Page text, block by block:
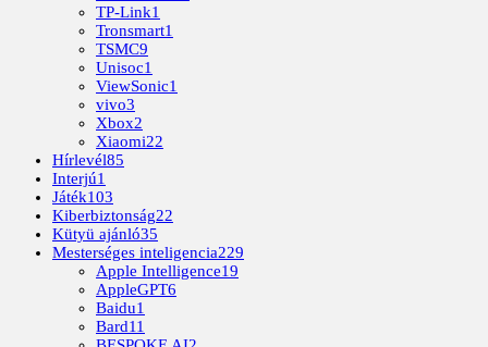
TP-Link1
Tronsmart1
TSMC9
Unisoc1
ViewSonic1
vivo3
Xbox2
Xiaomi22
Hírlevél85
Interjú1
Játék103
Kiberbiztonság22
Kütyü ajánló35
Mesterséges inteligencia229
Apple Intelligence19
AppleGPT6
Baidu1
Bard11